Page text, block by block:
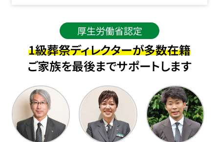
厚生労働省認定
1級葬祭ディレクターが多数在籍
ご家族を最後までサポートします